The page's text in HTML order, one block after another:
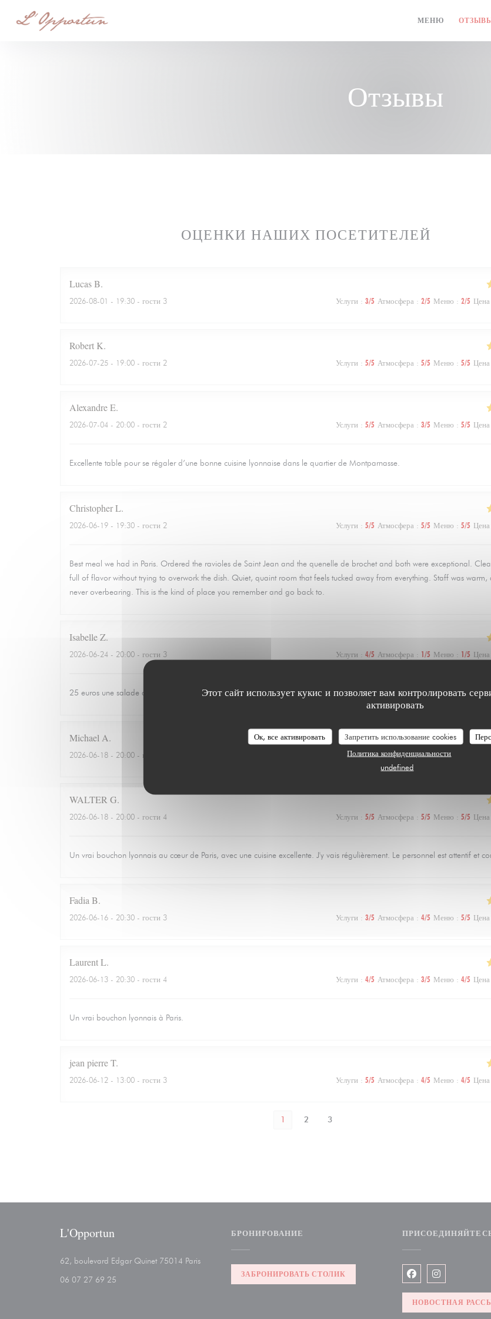
Этот сайт использует кукис и позволяет вам контролировать
активировать
Ок, все активировать Запретить использование cookies
Политика конфиденциальности
undefined
МЕНЮ
Отзывы
ОЦЕНКИ НАШИХ ПОСЕТИТЕЛЕЙ
LucasB
2026-08-01 - 19:30 - гости 3 Услуги : 3/5 Атмосфера : 2/5 Меню : 2/5 Цена
Robert K
2026-07-25 - 19:00 - гости 2 Услуги : 5/5 Атмосфера : 5/5 Меню : 5/5 Цена
AlexandreE
2026-07-04 - 20:00 - гости 2 Услуги : 5/5 Атмосфера : 3/5 Меню : 5/5 Цена
Excellente table pour se régaler d’une bonne cuisine lyonnaise dans le quartier de Montparnasse.
ChristopherL
2026-06-19 - 19:30 - гости 2 Услуги : 5/5 Атмосфера : 5/5 Меню : 5/5 Цена
Best meal we had in Paris. Ordered the ravioles de Saint Jean and the quenelle de brochet and both were exceptional.
full of flavor without trying to overwork the dish. Quiet, quaint room that feels tucked away from everything. Staff was warm,
never overbearing. This is the kind of place you remember and go back to.
IsabelleZ
2026-06-24 - 20:00 - гости 3 Услуги : 4/5 Атмосфера : 1/5 Меню : 1/5 Цена
25 euros une salade de tomates avec 3 petits morceaux de poulet 😱
Michael A
2026-06-18 - 20:00 - гости 3 Услуги: 4/5 Атмосфера: 4/5 Меню
WALTER G
2026-06-18 - 20:00 - гости 4 Услуги : 5/5 Атмосфера : 5/5 Меню : 5/5 Цена
Un vrai bouchon lyonnais au cœur de Paris, avec une cuisine excellente. J'y vais régulièrement. Le personnel est attentif et
Fadia B
2026-06-16 - 20:30 - гости 3 Услуги : 3/5 Атмосфера : 4/5 Меню : 5/5 Цена
LaurentL
2026-06-13 - 20:30 - гости 4 Услуги : 4/5 Атмосфера : 3/5 Меню : 4/5 Цена
Un vrai bouchon lyonnais à Paris.
jean pierreT
2026-06-12 - 13:00 - гости 3 Услуги : 5/5 Атмосфера : 4/5 Меню : 4/5 Цена
1 2 3
L'Opportun
62, boulevard Edgar Quinet 75014 Paris((открывается в новом окне))
06 07 27 69 25
БРОНИРОВАНИЕ
ЗАБРОНИРОВАТЬ СТОЛИК FacebookInstagram
НОВОСТНАЯ